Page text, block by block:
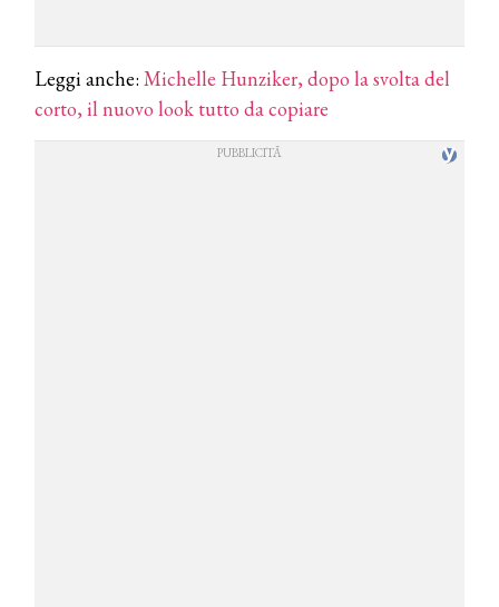
Leggi anche: Michelle Hunziker, dopo la svolta del
corto, il nuovo look tutto da copiare